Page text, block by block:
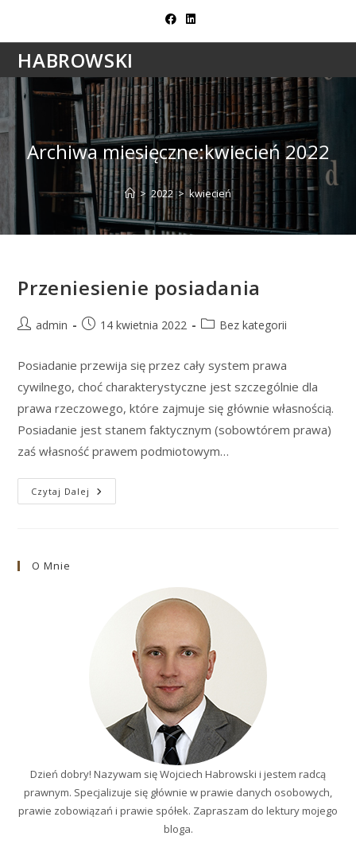
HABROWSKI
Archiwa miesięczne:kwiecień 2022
> 2022 > kwiecień
Przeniesienie posiadania
Postadmin
Post14 kwietnia 2022
PostBez kategorii
Posiadanie przewija się przez cały system prawa
cywilnego, choć charakterystyczne jest szczególnie dla
prawa rzeczowego, które zajmuje się głównie własnością.
Posiadanie jest stanem faktycznym (sobowtórem prawa)
zaś własność prawem podmiotowym…
Czytaj Dalej Przeniesienie
Posiadania
O Mnie
Dzień dobry! Nazywam się Wojciech Habrowski i jestem radcą
prawnym. Specjalizuje się głównie w prawie danych osobowych,
prawie zobowiązań i prawie spółek. Zapraszam do lektury mojego
bloga.